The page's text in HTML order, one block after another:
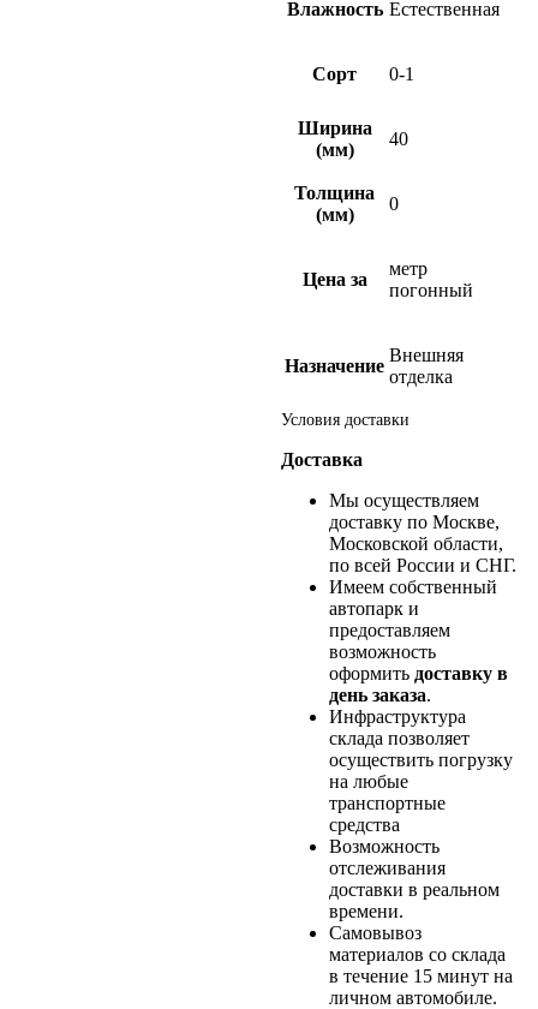
Влажность Естественная
Сорт 0-1
Ширина
(мм)
40
Толщина
(мм)
0
Цена за
метр
погонный
Назначение
Внешняя
отделка
Условия доставки
Доставка
Мы осуществляем
доставку по Москве,
Московской области,
по всей России и СНГ.
Имеем собственный
автопарк и
предоставляем
возможность
оформить доставку в
день заказа.
Инфраструктура
склада позволяет
осуществить погрузку
на любые
транспортные
средства
Возможность
отслеживания
доставки в реальном
времени.
Самовывоз
материалов со склада
в течение 15 минут на
личном автомобиле.